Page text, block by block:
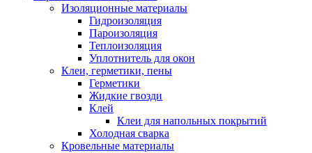
Изоляционные материалы
Гидроизоляция
Пароизоляция
Теплоизоляция
Уплотнитель для окон
Клеи, герметики, пены
Герметики
Жидкие гвозди
Клей
Клеи для напольных покрытий
Холодная сварка
Кровельные материалы